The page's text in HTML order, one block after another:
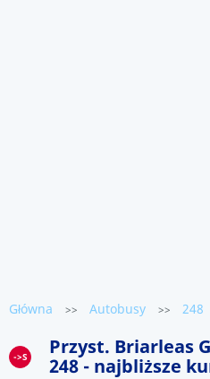
Główna >> Autobusy >> 248
->S
Przyst. Briarleas
248 - najbliższe